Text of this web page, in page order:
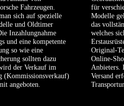
Fahrzeugen.
sich auf spezielle
und Oldtimer
Inzahlungnahme
und eine kompetente
so wie eine
sollten dazu
der Verkauf im
(Kommissionsverkauf)
angeboten.
für
Modelle
das
welches
Original-
Online-
Anbieters.
Versand